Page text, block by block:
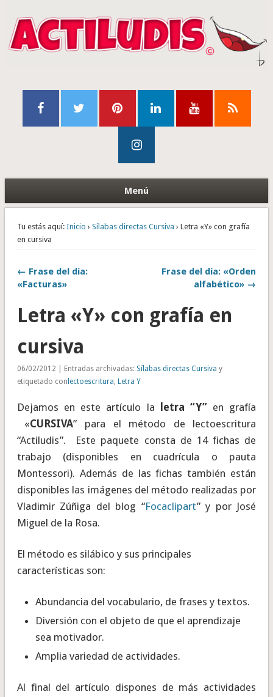
Menú
Tu estás aquí: Inicio › Sílabas directas Cursiva › Letra «Y» con grafía
en cursiva
← Frase del día:
«Facturas»
Frase del día: «Orden
alfabético» →
Letra «Y» con grafía en
cursiva
06/02/2012 | Entradas archivadas: Sílabas directas Cursiva y
etiquetado con lectoescritura, Letra Y
Dejamos en este artículo la letra “Y” en grafía
«CURSIVA” para el método de lectoescritura
“Actiludis”. Este paquete consta de 14 fichas de
trabajo (disponibles en cuadrícula o pauta
Montessori). Además de las fichas también están
disponibles las imágenes del método realizadas por
Vladimir Zúñiga del blog “Focaclipart” y por José
Miguel de la Rosa.
El método es silábico y sus principales
características son:
Abundancia del vocabulario, de frases y textos.
Diversión con el objeto de que el aprendizaje
sea motivador.
Amplia variedad de actividades.
Al final del artículo dispones de más actividades